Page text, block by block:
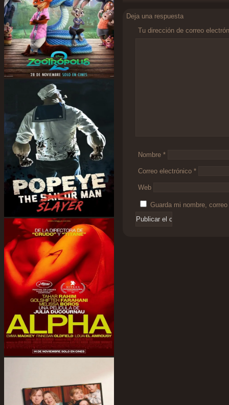
Deja una respuesta
Tu dirección de correo
Nombre *
Correo electrónico *
Web
Guarda mi nombre,